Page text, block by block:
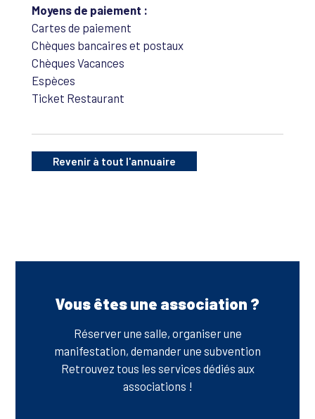
Moyens de paiement :
Cartes de paiement
Chèques bancaires et postaux
Chèques Vacances
Espèces
Ticket Restaurant
Revenir à tout l'annuaire
Vous êtes une association ?
Réserver une salle, organiser une
manifestation, demander une subvention
Retrouvez tous les services dédiés aux
associations !